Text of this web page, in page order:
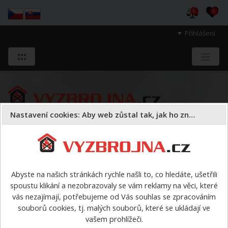
Přihlášení
0 0
a majetek druhých.
Oděvy pracovní oděvy
pracovní oděvy
Nastavení cookies: Aby web zůstal tak, jak ho znáte
Abyste na našich stránkách rychle našli to, co hledáte, ušetřili
spoustu klikání a nezobrazovaly se vám reklamy na věci, které
vás nezajímají, potřebujeme od Vás souhlas se zpracováním
souborů cookies, tj. malých souborů, které se ukládají ve
vašem prohlížeči.